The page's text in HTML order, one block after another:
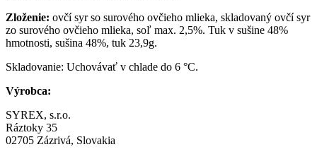
Zloženie: ovčí syr so surového ovčieho mlieka, skladovaný ovčí syr
zo surového ovčieho mlieka, soľ max. 2,5%. Tuk v sušine 48%
hmotnosti, sušina 48%, tuk 23,9g.
Skladovanie: Uchovávať v chlade do 6 °C.
Výrobca:
SYREX, s.r.o.
Ráztoky 35
02705 Zázrivá, Slovakia